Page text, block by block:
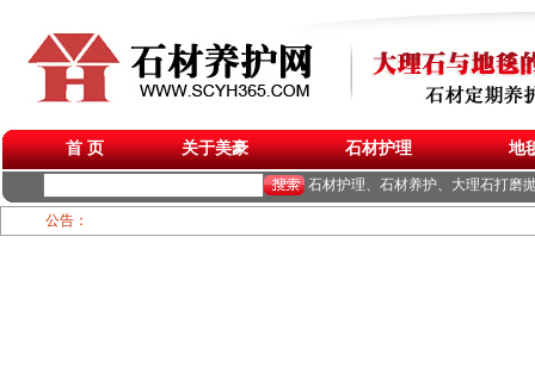
首 页 关于美豪 石材护理 地
石材护理、石材养护、大理石打磨
公告：